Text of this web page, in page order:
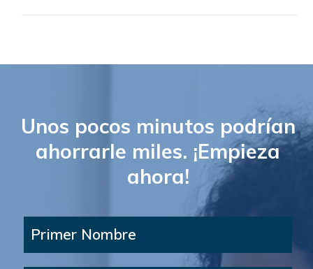
Unos pocos minutos podrían
ahorrarle miles. ¡Empieza
ahora!
Primer Nombre